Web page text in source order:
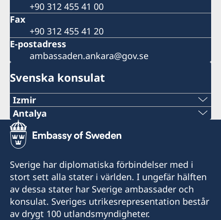
+90 312 455 41 00
Fax
+90 312 455 41 20
E-postadress
ambassaden.ankara@gov.se
Svenska konsulat
Izmir
Telefonnummer
+90 549 211 79 91
consul@swedenizmir.com
Telefontid:
måndag - fredag kl. 09.00-15.00.
Antalya
Telefonnummer
+90 546 242 42 77
E-postadress
consulatesweden@gmail.com
Sverige har diplomatiska förbindelser med i
stort sett alla stater i världen. I ungefär hälften
av dessa stater har Sverige ambassader och
konsulat. Sveriges utrikesrepresentation består
av drygt 100 utlandsmyndigheter.